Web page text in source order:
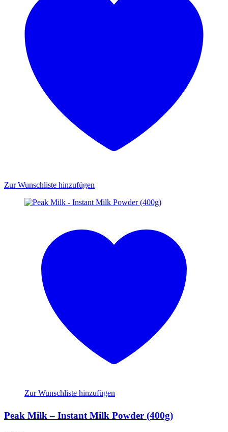
Zur Wunschliste hinzufügen
Zur Wunschliste hinzufügen
Peak Milk – Instant Milk Powder (400g)